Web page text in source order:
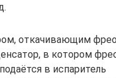
откачивающим
в котором
в испаритель